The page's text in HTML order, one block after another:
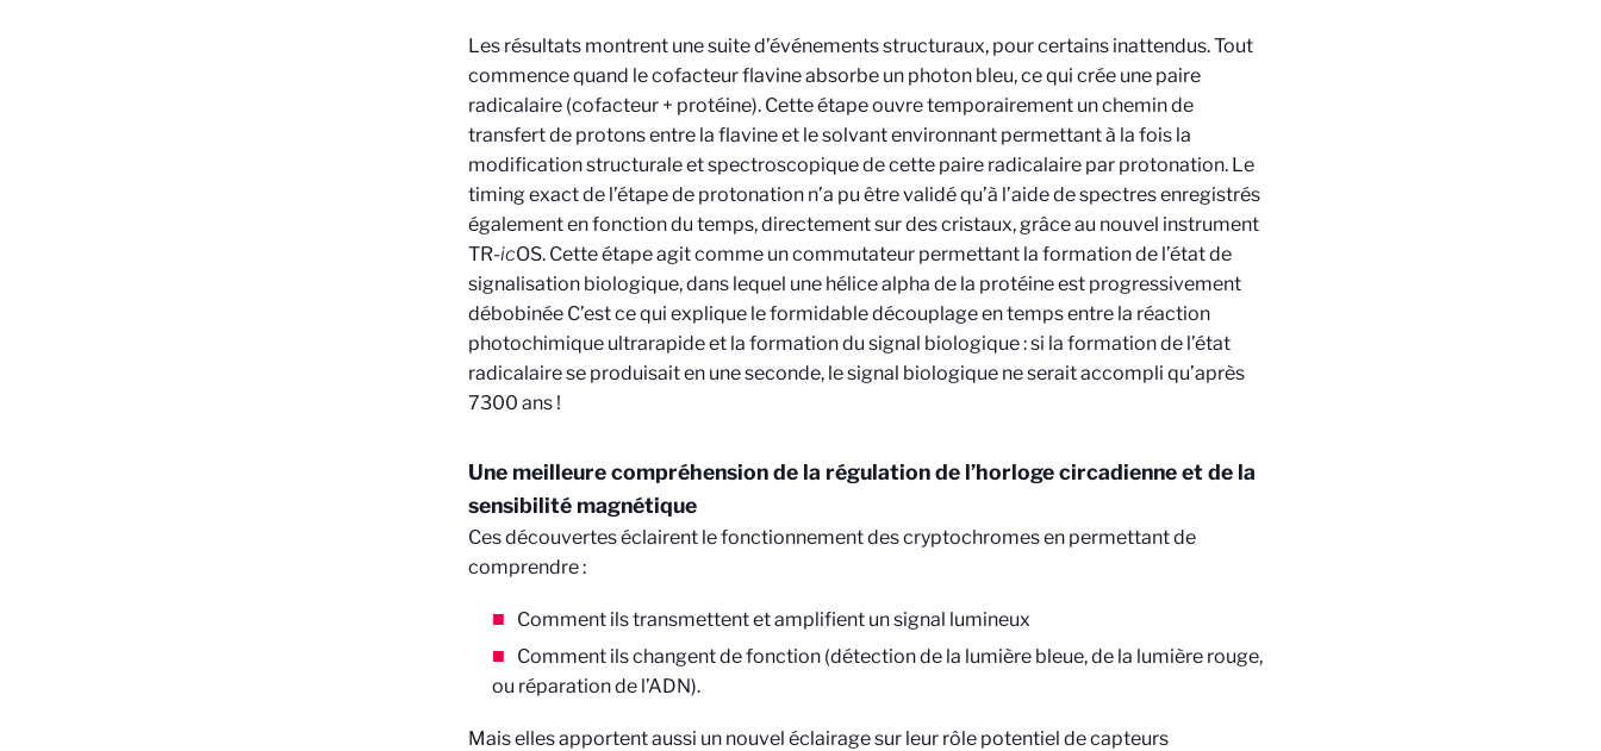
Les résultats montrent une suite d’événements structuraux, pour certains inattendus. Tout
commence quand le cofacteur flavine absorbe un photon bleu, ce qui crée une paire
radicalaire (cofacteur + protéine). Cette étape ouvre temporairement un chemin de
transfert de protons entre la flavine et le solvant environnant permettant à la fois la
modification structurale et spectroscopique de cette paire radicalaire par protonation. Le
timing exact de l’étape de protonation n’a pu être validé qu’à l’aide de spectres enregistrés
également en fonction du temps, directement sur des cristaux, grâce au nouvel instrument
TR-icOS. Cette étape agit comme un commutateur permettant la formation de l’état de
signalisation biologique, dans lequel une hélice alpha de la protéine est progressivement
débobinée C’est ce qui explique le formidable découplage en temps entre la réaction
photochimique ultrarapide et la formation du signal biologique : si la formation de l’état
radicalaire se produisait en une seconde, le signal biologique ne serait accompli qu’après
7300 ans !
Une meilleure compréhension de la régulation de l’horloge circadienne et de la
sensibilité magnétique
Ces découvertes éclairent le fonctionnement des cryptochromes en permettant de
comprendre :
Comment ils transmettent et amplifient un signal lumineux
Comment ils changent de fonction (détection de la lumière bleue, de la lumière rouge,
ou réparation de l’ADN).
Mais elles apportent aussi un nouvel éclairage sur leur rôle potentiel de capteurs